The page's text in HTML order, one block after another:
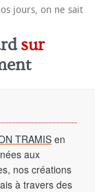
jours, on ne sait
sur
TRAMIS en
aux
nos créations
à travers des